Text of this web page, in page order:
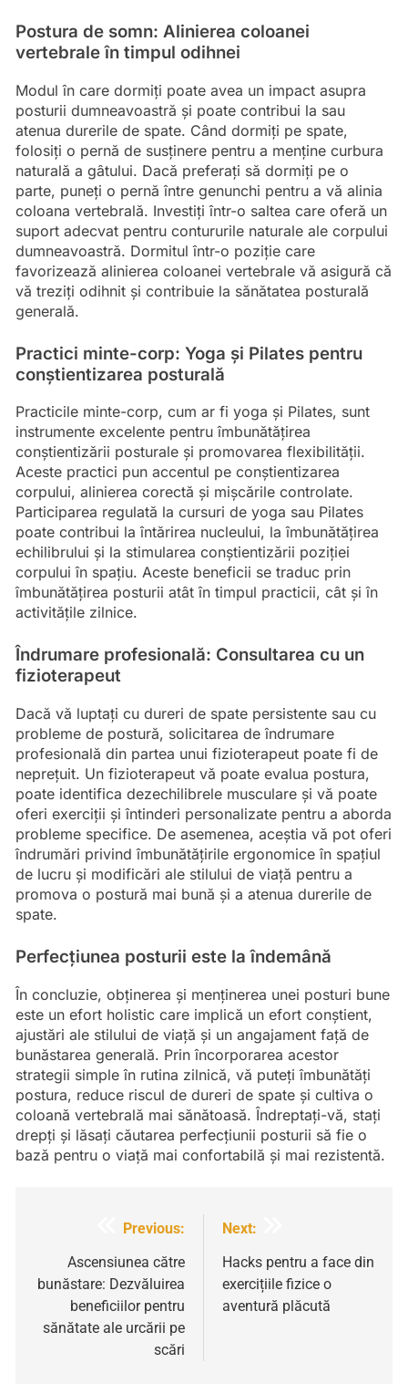
Postura de somn: Alinierea coloanei
vertebrale în timpul odihnei
Modul în care dormiți poate avea un impact asupra
posturii dumneavoastră și poate contribui la sau
atenua durerile de spate. Când dormiți pe spate,
folosiți o pernă de susținere pentru a menține curbura
naturală a gâtului. Dacă preferați să dormiți pe o
parte, puneți o pernă între genunchi pentru a vă alinia
coloana vertebrală. Investiți într-o saltea care oferă un
suport adecvat pentru contururile naturale ale corpului
dumneavoastră. Dormitul într-o poziție care
favorizează alinierea coloanei vertebrale vă asigură că
vă treziți odihnit și contribuie la sănătatea posturală
generală.
Practici minte-corp: Yoga și Pilates pentru
conștientizarea posturală
Practicile minte-corp, cum ar fi yoga și Pilates, sunt
instrumente excelente pentru îmbunătățirea
conștientizării posturale și promovarea flexibilității.
Aceste practici pun accentul pe conștientizarea
corpului, alinierea corectă și mișcările controlate.
Participarea regulată la cursuri de yoga sau Pilates
poate contribui la întărirea nucleului, la îmbunătățirea
echilibrului și la stimularea conștientizării poziției
corpului în spațiu. Aceste beneficii se traduc prin
îmbunătățirea posturii atât în timpul practicii, cât și în
activitățile zilnice.
Îndrumare profesională: Consultarea cu un
fizioterapeut
Dacă vă luptați cu dureri de spate persistente sau cu
probleme de postură, solicitarea de îndrumare
profesională din partea unui fizioterapeut poate fi de
neprețuit. Un fizioterapeut vă poate evalua postura,
poate identifica dezechilibrele musculare și vă poate
oferi exerciții și întinderi personalizate pentru a aborda
probleme specifice. De asemenea, aceștia vă pot oferi
îndrumări privind îmbunătățirile ergonomice în spațiul
de lucru și modificări ale stilului de viață pentru a
promova o postură mai bună și a atenua durerile de
spate.
Perfecțiunea posturii este la îndemână
În concluzie, obținerea și menținerea unei posturi bune
este un efort holistic care implică un efort conștient,
ajustări ale stilului de viață și un angajament față de
bunăstarea generală. Prin încorporarea acestor
strategii simple în rutina zilnică, vă puteți îmbunătăți
postura, reduce riscul de dureri de spate și cultiva o
coloană vertebrală mai sănătoasă. Îndreptați-vă, stați
drepți și lăsați căutarea perfecțiunii posturii să fie o
bază pentru o viață mai confortabilă și mai rezistentă.
articole
Previous:
Ascensiunea către
bunăstare: Dezvăluirea
beneficiilor pentru
sănătate ale urcării pe
scări
Next:
Hacks pentru a face din
exercițiile fizice o
aventură plăcută